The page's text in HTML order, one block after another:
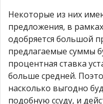
Некоторые из них
предложения, в
одобряется большой
предлагаемые суммы
процентная ставка
больше средней.
насколько выгодно
подобную ссуду, и